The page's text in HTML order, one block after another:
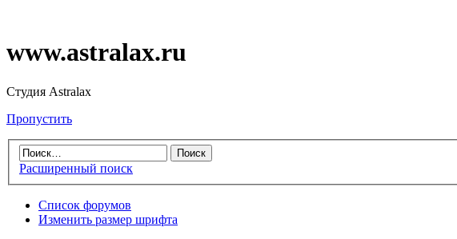
www.astralax.ru
Студия Astralax
Пропустить
Расширенный поиск
Список форумов
Изменить размер шрифта